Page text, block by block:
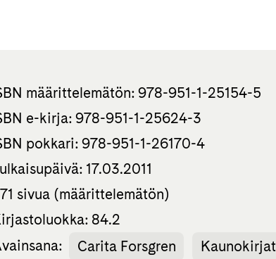
määrittelemätön: 978-951-1-25154-5
e-kirja: 978-951-1-25624-3
pokkari: 978-951-1-26170-4
17.03.2011
sivua (määrittelemätön)
84.2
Carita Forsgren
Kaunokirjat